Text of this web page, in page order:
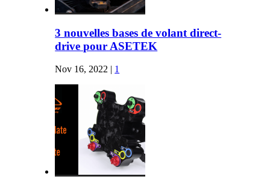
3 nouvelles bases de volant direct-
drive pour ASETEK
Nov 16, 2022 | 1